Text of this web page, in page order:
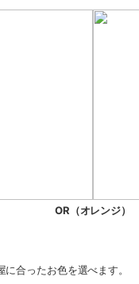
OR（オレンジ）
合ったお色を選べます。